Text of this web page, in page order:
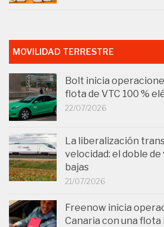
MOVILIDAD TERRESTRE
Bolt inicia
flota de VTC 100 %
22/07/2026
La liberalización
velocidad: el doble
bajas
21/07/2026
Freenow inicia
Canaria con una flota